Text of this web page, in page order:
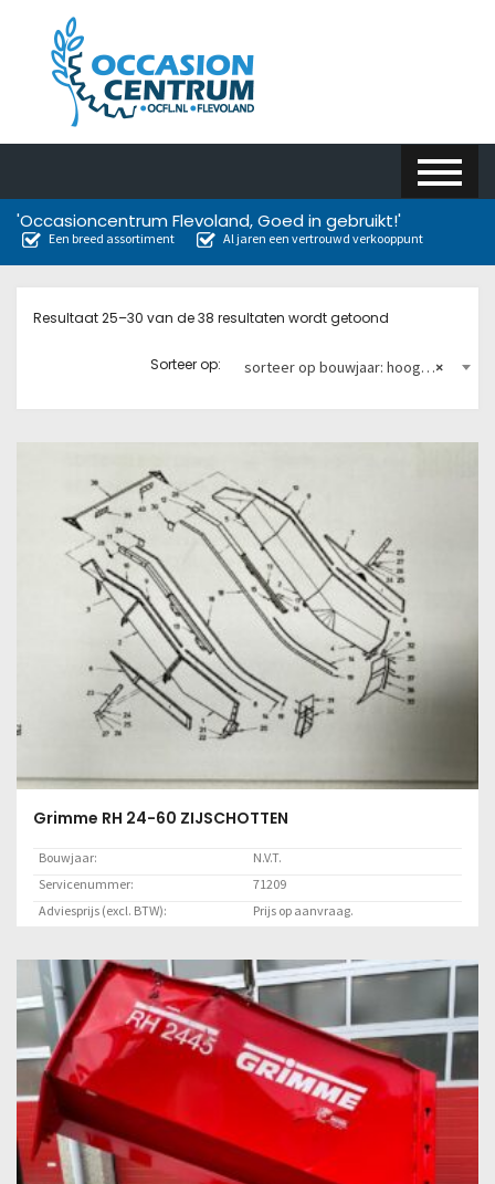
'Occasioncentrum Flevoland, Goed in gebruikt!'
Een breed assortiment Al jaren een vertrouwd verkooppunt
Resultaat 25–30 van de 38 resultaten wordt getoond
Sorteer op: ×
sorteer op bouwjaar: hoog naar laag
Grimme RH 24-60 ZIJSCHOTTEN
Bouwjaar:
N.V.T.
Servicenummer:
71209
Adviesprijs (excl. BTW):
Prijs op aanvraag.
Lees meer